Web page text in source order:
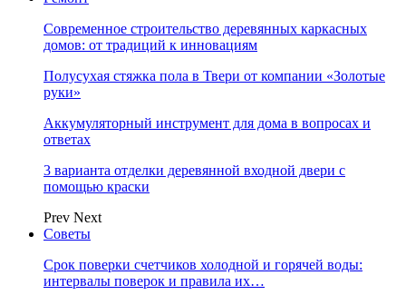
Современное строительство деревянных каркасных
домов: от традиций к инновациям
Полусухая стяжка пола в Твери от компании «Золотые
руки»
Аккумуляторный инструмент для дома в вопросах и
ответах
3 варианта отделки деревянной входной двери с
помощью краски
Prev Next
Советы
Срок поверки счетчиков холодной и горячей воды:
интервалы поверок и правила их…